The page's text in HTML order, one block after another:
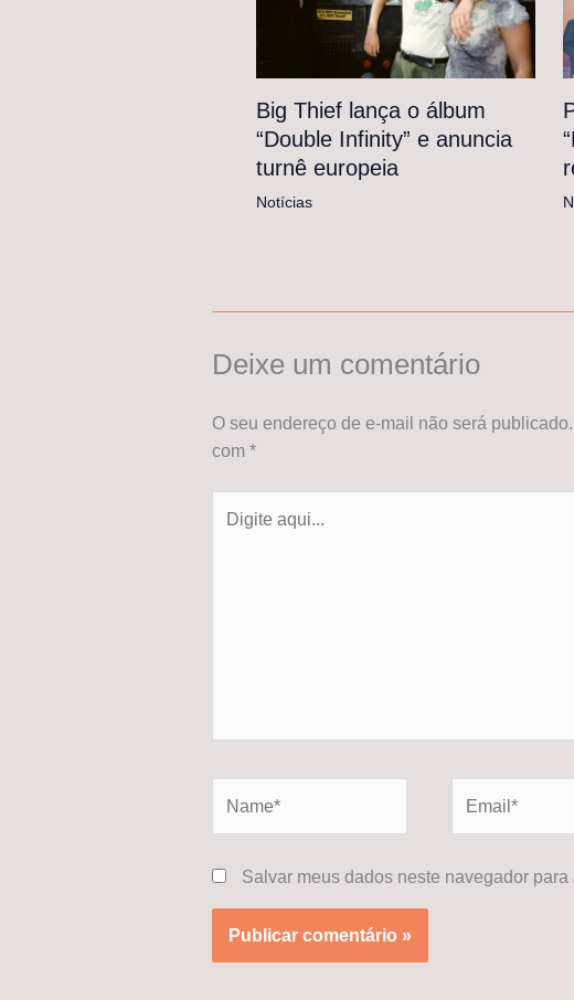
Big Thief lança o álbum
“Double Infinity” e anuncia
turnê europeia
Notícias
Deixe um comentário
O seu endereço de e-mail não será publicado.
com *
aqui...
Salvar meus dados neste navegador